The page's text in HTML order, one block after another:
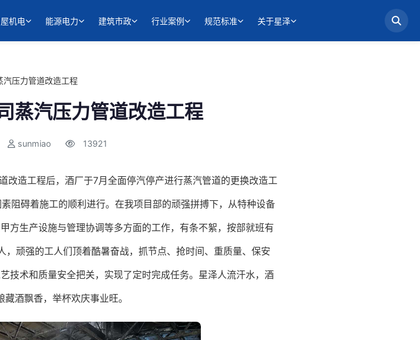
机电 能源电力 建筑市政 行业案例 规范标准 关于星泽
汽压力管道改造工程
蒸汽压力管道改造工程
sunmiao 13921
改造工程后，酒厂于7月全面停汽停产进行蒸汽管道的更换改造工
阻碍着施工的顺利进行。在我项目部的顽强拼搏下，从特种设备
方生产设施与管理协调等多方面的工作，有条不絮，按部就班有
顽强的工人们顶着酷暑奋战，抓节点、抢时间、重质量、保安
技术和质量安全把关，实现了定时完成任务。星泽人流汗水，酒
酒飘香，举杯欢庆事业旺。